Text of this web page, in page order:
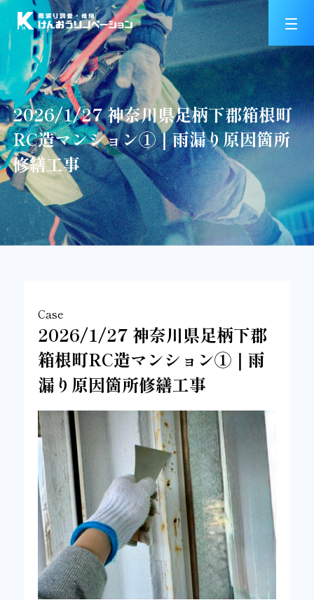
2026/1/27 神奈川県足柄下郡箱根町
RC造マンション①｜雨漏り原因箇所
修繕工事
Case
2026/1/27 神奈川県足柄下郡
箱根町RC造マンション①｜雨
漏り原因箇所修繕工事